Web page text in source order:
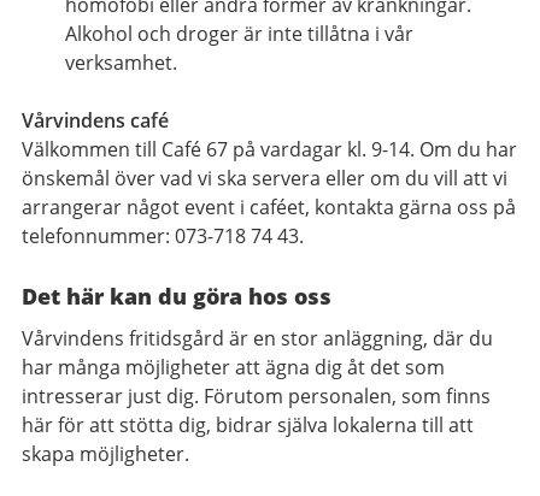
Alkohol och droger är inte tillåtna i vår
verksamhet.
Vårvindens café
Välkommen till Café 67 på vardagar kl. 9-14. Om du har
önskemål över vad vi ska servera eller om du vill att vi
arrangerar något event i caféet, kontakta gärna oss på
telefonnummer: 073-718 74 43.
Det här kan du göra hos oss
Vårvindens fritidsgård är en stor anläggning, där du
har många möjligheter att ägna dig åt det som
intresserar just dig. Förutom personalen, som finns
här för att stötta dig, bidrar själva lokalerna till att
skapa möjligheter.